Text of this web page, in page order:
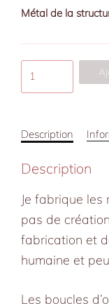
Métal de la
de
Adèle,
feuille,
sur
commande
Description
Description
Je fabrique les
pas de
fabrication et
humaine et
Les boucles